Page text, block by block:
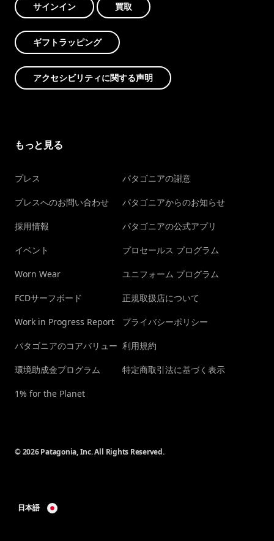
サインイン 買取
ギフトラッピング
アクセシビリティに関する声明
もっと見る
プレス
プレスへのお問い合わせ
採用情報
イベント
Worn Wear
FCDサーフボード
Work in Progress Report
パタゴニアのコアバリュー
環境助成金プログラム
1% for the Planet
パタゴニアの謝意
パタゴニアからのお知らせ
パタゴニアの公式アプリ
プロセールス プログラム
ユニフォーム プログラム
正規取扱店について
プライバシーポリシー
利用規約
特定商取引法に基づく表示
© 2026 Patagonia, Inc. All Rights Reserved.
日本語